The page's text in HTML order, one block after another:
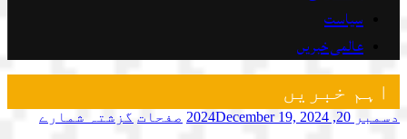
سیاست
عالمی خبریں
اہم خبریں
دسمبر 20, 2024 December 19, 2024 صفحات گزشتہ شمارے